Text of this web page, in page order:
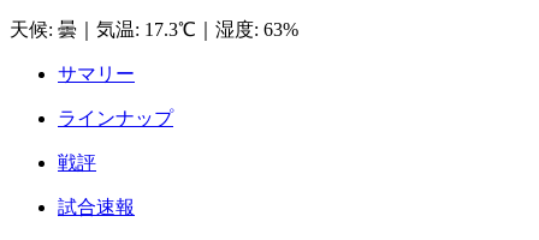
天候: 曇 気温: 17.3℃ 湿度: 63%
サマリー
ラインナップ
戦評
試合速報